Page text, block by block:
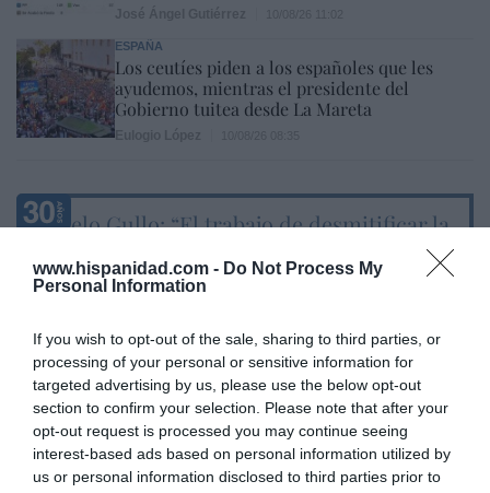
www.hispanidad.com - Do Not Process My
Personal Information
If you wish to opt-out of the sale, sharing to third parties, or
processing of your personal or sensitive information for
targeted advertising by us, please use the below opt-out
section to confirm your selection. Please note that after your
opt-out request is processed you may continue seeing
interest-based ads based on personal information utilized by
us or personal information disclosed to third parties prior to
ESPAÑA
Los ceutíes piden a los españoles que les
ayudemos, mientras el presidente del
Gobierno tuitea desde La Mareta
Marcelo Gullo: “El trabajo de desmitificar la
desmontar la falsificación, es un trabajo
cristiano"
por Hispanidad
Artículos anteriores
DIARIO DE LA CORRUPCIÓN SANCHISTA
Diario de la corrupción sanchista. Hazte